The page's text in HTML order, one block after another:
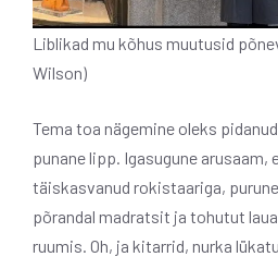
Liblikad mu kõhus muutusid
Wilson)
Tema toa nägemine oleks
punane lipp. Igasugune arusaam,
täiskasvanud rokistaariga,
põrandal madratsit ja tohutut
ruumis. Oh, ja kitarrid, nurka